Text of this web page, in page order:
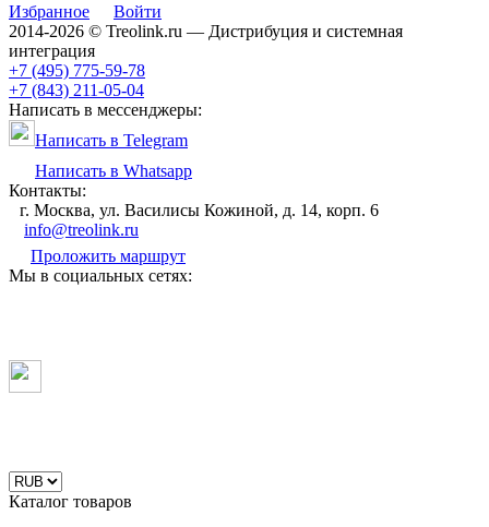
Избранное
Войти
2014-2026 © Treolink.ru — Дистрибуция и системная
интеграция
+7 (495) 775-59-78
+7 (843) 211-05-04
Написать в мессенджеры:
Написать в Telegram
Написать в Whatsapp
Контакты:
г. Москва, ул. Василисы Кожиной, д. 14, корп. 6
info@treolink.ru
Проложить маршрут
Мы в социальных сетях:
Каталог товаров